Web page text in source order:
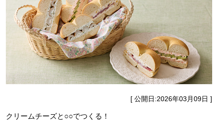
[ 公開日:2026年03月09日 ]
クリームチーズと○○でつくる！